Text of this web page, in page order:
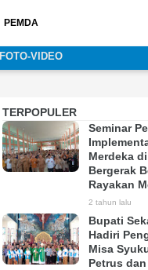
PEMDA
FOTO-VIDEO
TERPOPULER
Seminar
Merdeka
Bergerak
Rayakan
2 tahun lalu
Bupati
Hadiri
Misa
Petrus